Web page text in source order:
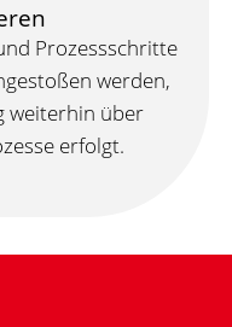
Prozessschritte
werden,
weiterhin über
erfolgt.